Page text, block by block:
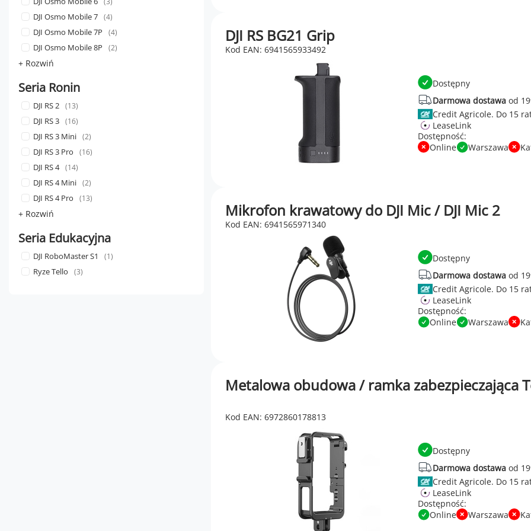
DJI Osmo Mobile 7 4
DJI Osmo Mobile 7P 4
DJI Osmo Mobile 8P 2
+ Rozwiń
Seria Ronin
DJI RS 2 13
DJI RS 3 16
DJI RS 3 Mini 2
DJI RS 3 Pro 16
DJI RS 4 14
DJI RS 4 Mini 2
DJI RS 4 Pro 13
+ Rozwiń
Seria Edukacyjna
DJI RoboMaster S1 1
Ryze Tello 3
DJI RS BG21 Grip
Kod EAN: 6941565933492
Dostępny
Darmowa dostawaod
Credit Agricole.
LeaseLink
Dostępność:
Online
Warszawa
Mikrofon krawatowy do DJI Mic / DJI Mic 2
Kod EAN: 6941565971340
Dostępny
Darmowa dostawaod
Credit Agricole.
LeaseLink
Dostępność:
Online
Warszawa
Metalowa obudowa / ramka zabezpieczająca
Kod EAN: 6972860178813
Dostępny
Darmowa dostawaod
Credit Agricole.
LeaseLink
Dostępność:
Online
Warszawa